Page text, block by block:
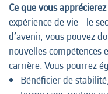
Ce que vous apprécierez
expérience de vie - le
d’avenir, vous pouvez
nouvelles compétences
carrière. Vous pourrez
Bénéficier de